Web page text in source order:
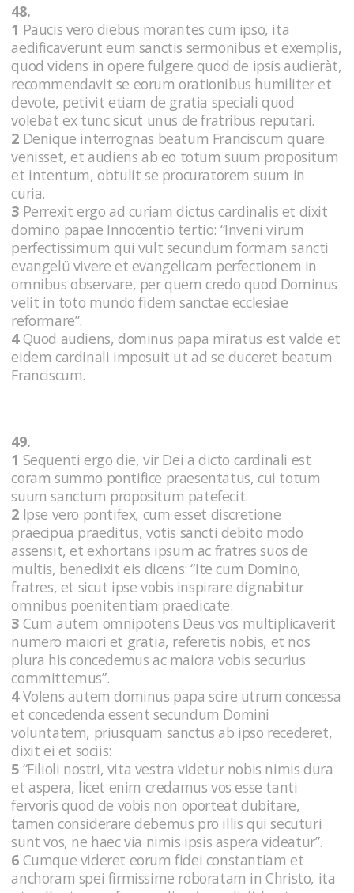
48.
1 Paucis vero diebus morantes cum ipso, ita
aedificaverunt eum sanctis sermonibus et exemplis,
quod videns in opere fulgere quod de ipsis audieràt,
recommendavit se eorum orationibus humiliter et
devote, petivit etiam de gratia speciali quod
volebat ex tunc sicut unus de fratribus reputari.
2 Denique interrognas beatum Franciscum quare
venisset, et audiens ab eo totum suum propositum
et intentum, obtulit se procuratorem suum in
curia.
3 Perrexit ergo ad curiam dictus cardinalis et dixit
domino papae Innocentio tertio: “Inveni virum
perfectissimum qui vult secundum formam sancti
evangelü vivere et evangelicam perfectionem in
omnibus observare, per quem credo quod Dominus
velit in toto mundo fidem sanctae ecclesiae
reformare”.
4Quod audiens, dominus papa miratus est valde et
eidem cardinali imposuit ut ad se duceret beatum
Franciscum.
49.
1 Sequenti ergo die, vir Dei a dicto cardinali est
coram summo pontifice praesentatus, cui totum
suum sanctum propositum patefecit.
2 Ipse vero pontifex, cum esset discretione
praecipua praeditus, votis sancti debito modo
assensit, et exhortans ipsum ac fratres suos de
multis, benedixit eis dicens: “Ite cum Domino,
fratres, et sicut ipse vobis inspirare dignabitur
omnibus poenitentiam praedicate.
3 Cum autem omnipotens Deus vos multiplicaverit
numero maiori et gratia, referetis nobis, et nos
plura his concedemus ac maiora vobis securius
committemus”.
4Volens autem dominus papa scire utrum concessa
et concedenda essent secundum Domini
voluntatem, priusquam sanctus ab ipso recederet,
dixit ei et sociis:
5 “Filioli nostri, vita vestra videtur nobis nimis dura
et aspera, licet enim credamus vos esse tanti
fervoris quod de vobis non oporteat dubitare,
tamen considerare debemus pro illis qui secuturi
sunt vos, ne haec via nimis ipsis aspera videatur”.
6 Cumque videret eorum fidei constantiam et
anchoram spei firmissime roboratam in Christo, ita